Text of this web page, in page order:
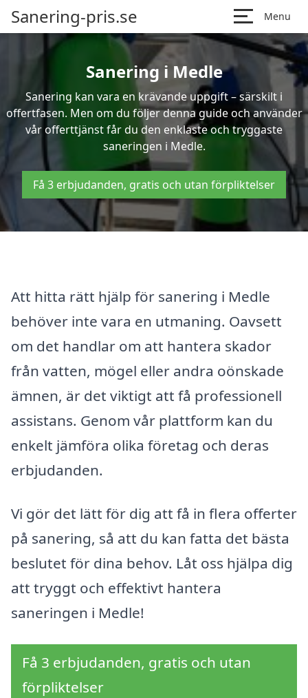
Sanering-pris.se Menu
Sanering i Medle
Sanering kan vara en krävande uppgift – särskilt i
offertfasen. Men om du följer denna guide och använder
vår offerttjänst får du den enklaste och tryggaste
saneringen i Medle.
Få 3 erbjudanden, gratis och utan förpliktelser
Att hitta rätt hjälp för sanering i Medle
behöver inte vara en utmaning. Oavsett
om det handlar om att hantera skador
från vatten, mögel eller andra oönskade
ämnen, är det viktigt att få professionell
assistans. Genom vår plattform kan du
enkelt jämföra olika företag och deras
erbjudanden.
Vi gör det lätt för dig att få in flera offerter
på sanering, så att du kan fatta det bästa
beslutet för dina behov. Låt oss hjälpa dig
att tryggt och effektivt hantera
saneringen i Medle!
Få 3 erbjudanden, gratis och utan
förpliktelser